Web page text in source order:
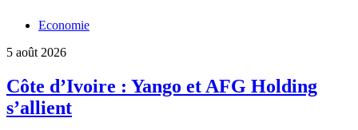
Economie
5 août 2026
Côte d’Ivoire : Yango et AFG Holding
s’allient